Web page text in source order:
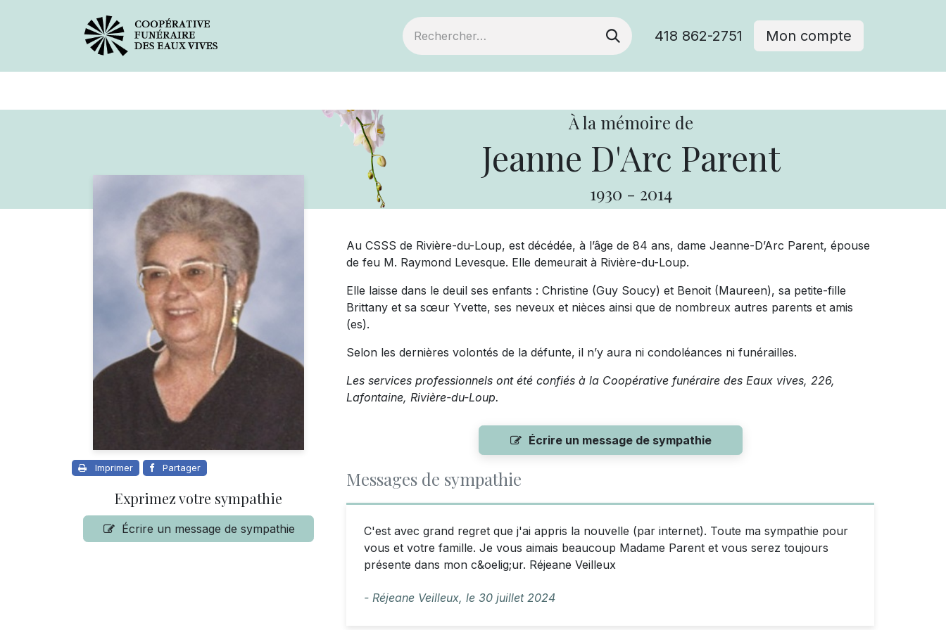
418 862-2751 Mon compte
À la mémoire de
Jeanne D'Arc Parent
1930 - 2014
Imprimer Partager
Exprimez votre sympathie
Écrire un message de sympathie
Au CSSS de Rivière-du-Loup, est décédée, à l’âge de 84 ans, dame Jeanne-D’Arc Parent, épouse
de feu M. Raymond Levesque. Elle demeurait à Rivière-du-Loup.
Elle laisse dans le deuil ses enfants : Christine (Guy Soucy) et Benoit (Maureen), sa petite-fille
Brittany et sa sœur Yvette, ses neveux et nièces ainsi que de nombreux autres parents et amis
(es).
Selon les dernières volontés de la défunte, il n’y aura ni condoléances ni funérailles.
Les services professionnels ont été confiés à la Coopérative funéraire des Eaux vives, 226,
Lafontaine, Rivière-du-Loup.
Écrire un message de sympathie
Messages de sympathie
C'est avec grand regret que j'ai appris la nouvelle (par internet). Toute ma sympathie pour
vous et votre famille. Je vous aimais beaucoup Madame Parent et vous serez toujours
présente dans mon c&oelig;ur. Réjeane Veilleux
- Réjeane Veilleux, le 30 juillet 2024